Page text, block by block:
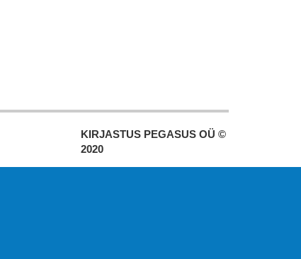
KIRJASTUS PEGASUS OÜ ©
2020
Paldiski mnt. 29 (A korpus VI